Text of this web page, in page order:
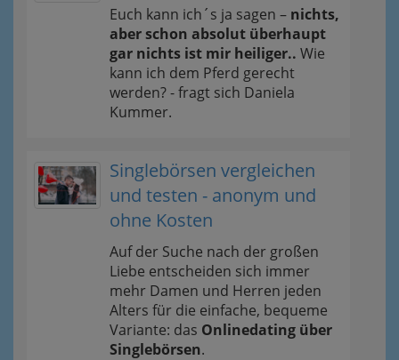
Euch kann ich´s ja sagen – nichts,
aber schon absolut überhaupt
gar nichts ist mir heiliger.. Wie
kann ich dem Pferd gerecht
werden? - fragt sich Daniela
Kummer.
Singlebörsen vergleichen
und testen - anonym und
ohne Kosten
Auf der Suche nach der großen
Liebe entscheiden sich immer
mehr Damen und Herren jeden
Alters für die einfache, bequeme
Variante: das Onlinedating über
Singlebörsen.